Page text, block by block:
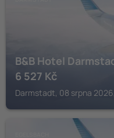
B&B Hotel
6 527 Kč
Darmstadt, 08 srpna